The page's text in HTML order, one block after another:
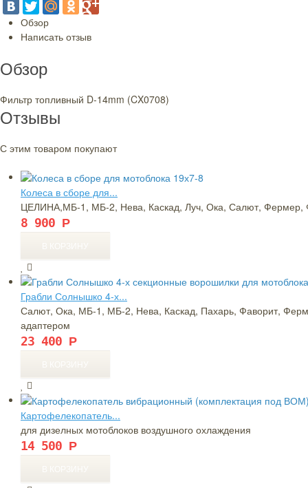
Lifan
Обзор
Написать отзыв
Обзор
Фильтр топливный D-14mm (CX0708)
Отзывы
С этим товаром покупают
Колеса в сборе для...
ЦЕЛИНА,МБ-1, МБ-2, Нева, Каскад, Луч, Ока, Салют, Фермер,
8 900 Р
Грабли Солнышко 4-х...
Салют, Ока, МБ-1, МБ-2, Нева, Каскад, Пахарь, Фаворит,
адаптером
23 400 Р
Картофелекопатель...
для дизелных мотоблоков воздушного охлаждения
14 500 Р